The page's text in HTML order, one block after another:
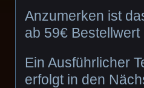
Anzumerken ist
ab 59€
Ein Ausführlicher
erfolgt in den